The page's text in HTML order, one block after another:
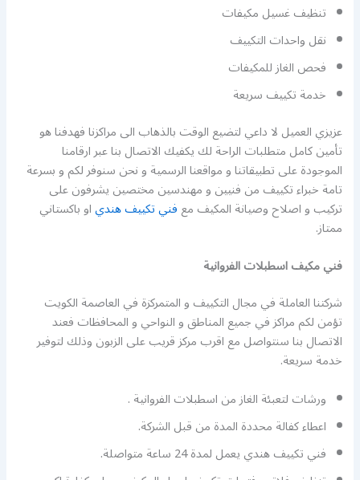
تنظيف غسيل مكيفات
نقل واحدات التكييف
فحص الغاز للمكيفات
خدمة تكييف سريعة
عزيزي العميل لا داعي لتضيع الوقت بالذهاب الى مراكزنا فهدفنا هو
تأمين كامل متطلبات الراحة لك يكفيك الاتصال بنا عبر ارقامنا
الموجودة على تطبيقاتنا و مواقعنا الرسمية و نحن سنوفر لكم و بسرعة
تامة خبراء تكييف من فنيين و مهندسين مختصين يشرفون على
تركيب و اصلاح وصيانة المكيف معفني تكييف هندياو باكستاني
ممتاز.
فني مكيف اسطبلات الفروانية
شركتنا العاملة في مجال التكييف و المتمركزة في العاصمة الكويت
تؤمن لكم مراكز في جميع المناطق و النواحي و المحافظات فعند
الاتصال بنا سنتواصل مع اقرب مركز قريب على الزبون وذلك لتوفير
خدمة سريعة.
ورشات لتعبئة الغاز من اسطبلات الفروانية .
اعطاء كفالة محددة المدة من قبل الشركة.
فني تكييف هندي يعمل لمدة 24 ساعة متواصلة.